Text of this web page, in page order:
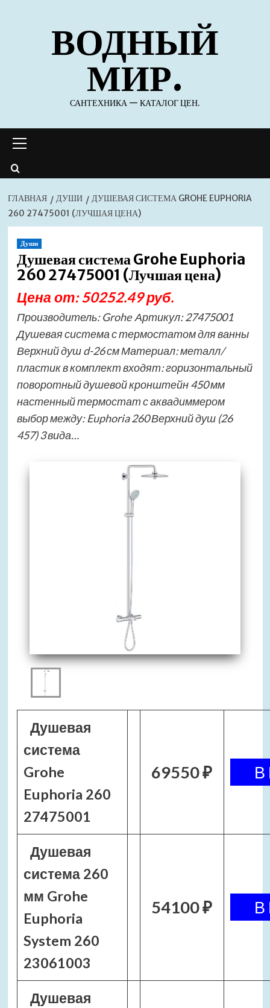
содержимомуВОДНЫЙ
МИР.
САНТЕХНИКА — КАТАЛОГ ЦЕН.
меню
ГЛАВНАЯ ДУШИ
ДУШЕВАЯ СИСТЕМА GROHE EUPHORIA
260 27475001 (ЛУЧШАЯ ЦЕНА)
Души
Душевая система Grohe Euphoria
260 27475001 (Лучшая цена)
Цена от: 50252.49 руб.
Производитель: Grohe Артикул: 27475001
Душевая система с термостатом для ванны
Верхний душ d-26 см Материал: металл/
пластик в комплект входят: горизонтальный
поворотный душевой кронштейн 450 мм
настенный термостат с аквадиммером
выбор между: Euphoria 260 Верхний душ (26
457) 3 вида…
Душевая
система
Grohe
Euphoria 260
27475001
69550 ₽
Душевая
система 260
мм Grohe
Euphoria
System 260
23061003
54100 ₽
Душевая